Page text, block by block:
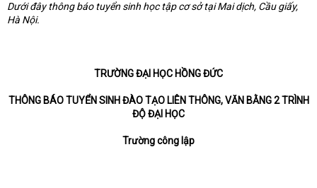
Dưới đây thông báo tuyển sinh học tập cơ sở tại Mai dịch, Cầu giấy,
Hà Nội.
TRƯỜNG ĐẠI HỌC HỒNG ĐỨC
THÔNG BÁO TUYỂN SINH ĐÀO TẠO LIÊN THÔNG, VĂN BẰNG 2 TRÌNH
ĐỘ ĐẠI HỌC
Trường công lập